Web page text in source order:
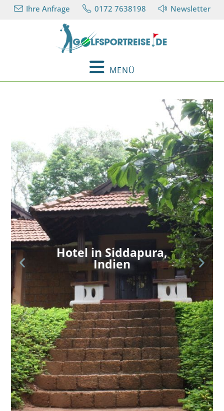
Ihre Anfrage 0172 7638198 Newsletter
MENÜ
Hotel in Siddapura,
Indien